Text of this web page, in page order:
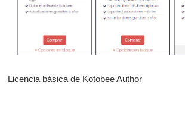
Licencia básica de Kotobee Author